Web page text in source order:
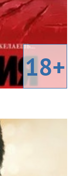
18+